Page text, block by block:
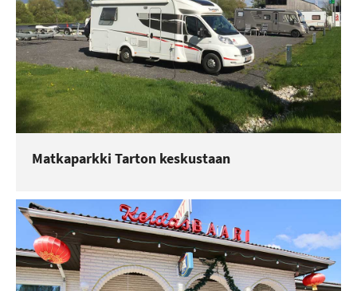
Matkaparkki Tarton keskustaan